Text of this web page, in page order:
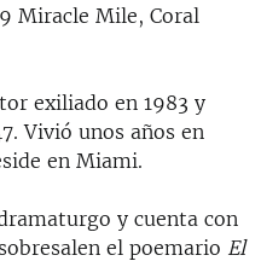
Miracle Mile, Coral
exiliado en 1983 y
Vivió unos años en
en Miami.
y cuenta con
el poemario El